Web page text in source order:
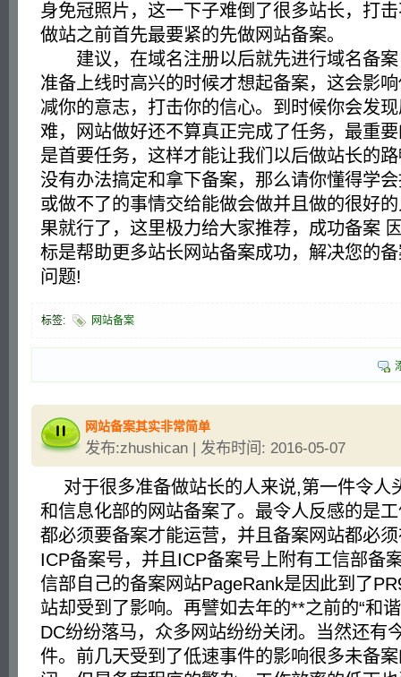
身免冠照片，这一下子难倒了很多站长，打
做站之前首先最要紧的先做网站备案。
建议，在域名注册以后就先进行域名备案
准备上线时高兴的时候才想起备案，这会影
减你的意志，打击你的信心。到时候你会发
难，网站做好还不算真正完成了任务，最重
是首要任务，这样才能让我们以后做站长的
没有办法搞定和拿下备案，那么请你懂得学
或做不了的事情交给能做会做并且做的很好
果就行了，这里极力给大家推荐，成功备案
标是帮助更多站长网站备案成功，解决您的
问题!
标签: 网站备案
网站备案其实非常简单
发布:zhushican | 发布时间: 2016-05-07
对于很多准备做站长的人来说,第一件令人
和信息化部的网站备案了。最令人反感的是
都必须要备案才能运营，并且备案网站都必
ICP备案号，并且ICP备案号上附有工信部备
信部自己的备案网站PageRank是因此到了
站却受到了影响。再譬如去年的**之前的“和
DC纷纷落马，众多网站纷纷关闭。当然还有
件。前几天受到了低速事件的影响很多未备